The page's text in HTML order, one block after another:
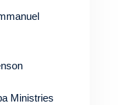
Ministries